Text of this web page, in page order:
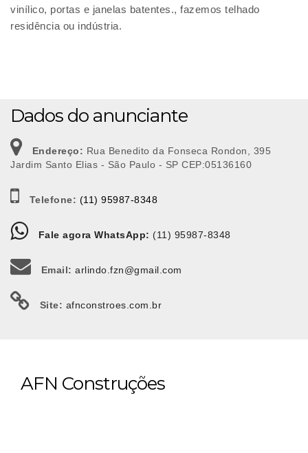
vinílico, portas e janelas batentes., fazemos telhado
residência ou indústria.
Dados do anunciante
Endereço: Rua Benedito da Fonseca Rondon, 395
Jardim Santo Elias - São Paulo - SP CEP:05136160
Telefone: (11) 95987-8348
Fale agora WhatsApp: (11) 95987-8348
Email: arlindo.fzn@gmail.com
Site: afnconstroes.com.br
AFN Construções